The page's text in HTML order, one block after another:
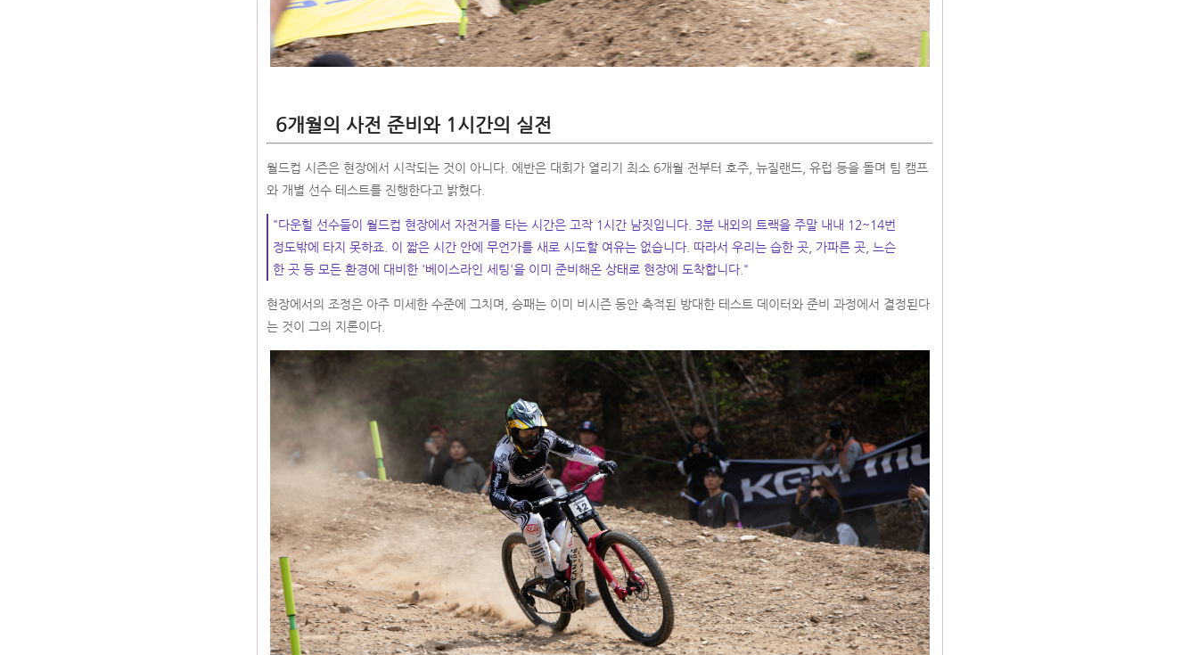
6개월의 사전 준비와 1시간의 실전
월드컵 시즌은 현장에서 시작되는 것이 아니다. 에반은 대회가 열리기 최소 6개월 전부터 호주, 뉴질랜드, 유럽 등을 돌며 팀 캠프
와 개별 선수 테스트를 진행한다고 밝혔다.
"다운힐 선수들이 월드컵 현장에서 자전거를 타는 시간은 고작 1시간 남짓입니다. 3분 내외의 트랙을 주말 내내 12~14번
정도밖에 타지 못하죠. 이 짧은 시간 안에 무언가를 새로 시도할 여유는 없습니다. 따라서 우리는 습한 곳, 가파른 곳, 느슨
한 곳 등 모든 환경에 대비한 '베이스라인 세팅'을 이미 준비해온 상태로 현장에 도착합니다."
현장에서의 조정은 아주 미세한 수준에 그치며, 승패는 이미 비시즌 동안 축적된 방대한 테스트 데이터와 준비 과정에서 결정된다
는 것이 그의 지론이다.